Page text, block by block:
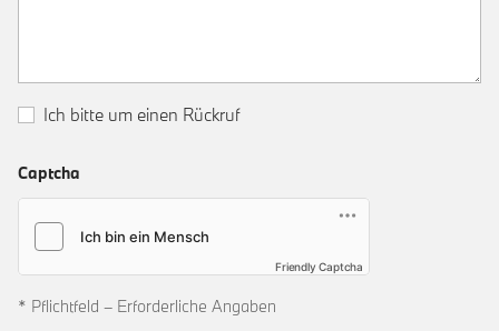
Ich bitte um einen Rückruf
Captcha
Friendly Captcha
* Pflichtfeld – Erforderliche Angaben